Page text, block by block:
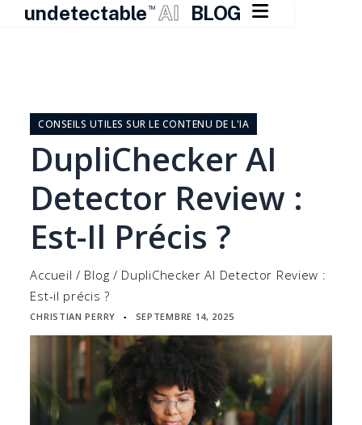
undetectable TM AI BLOG 
contentCONSEILS UTILES SUR LE CONTENU DE L'IA
DupliChecker AI
Detector Review :
Est-Il Précis ?
Accueil / Blog / DupliChecker AI Detector Review :
Est-il précis ?
CHRISTIAN PERRY ▪ SEPTEMBRE 14, 2025